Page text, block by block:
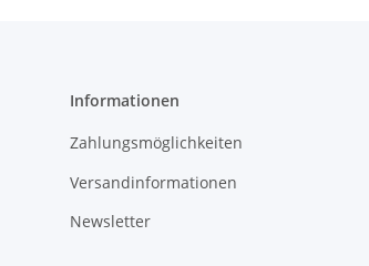
Informationen
Zahlungsmöglichkeiten
Versandinformationen
Newsletter